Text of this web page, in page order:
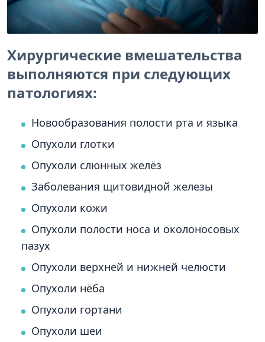
Хирургические вмешательства
выполняются при следующих
патологиях:
Новообразования полости рта и языка
Опухоли глотки
Опухоли слюнных желёз
Заболевания щитовидной железы
Опухоли кожи
Опухоли полости носа и околоносовых
пазух
Опухоли верхней и нижней челюсти
Опухоли нёба
Опухоли гортани
Опухоли шеи